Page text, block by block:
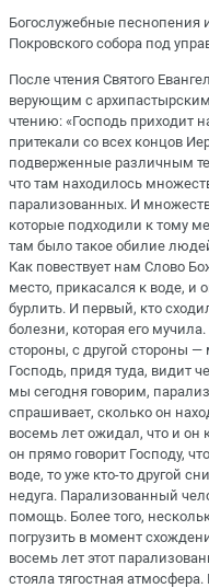
Богослужебные песнопения
Покровского собора под
После чтения Святого
верующим с
чтению: «Господь приходит
притекали со всех концов
подверженные различным
что там находилось
парализованных. И
которые подходили к тому
там было такое обилие
Как повествует нам Слово
место, прикасался к воде, и
бурлить. И первый, кто
болезни, которая его
стороны, с другой стороны
Господь, придя туда, видит
мы сегодня говорим,
спрашивает, сколько он
восемь лет ожидал, что и он
он прямо говорит Господу,
воде, то уже кто-то другой
недуга. Парализованный
помощь. Более того,
погрузить в момент
восемь лет этот
стояла тягостная